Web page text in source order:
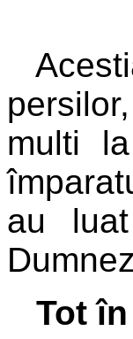
multi
au
Tot